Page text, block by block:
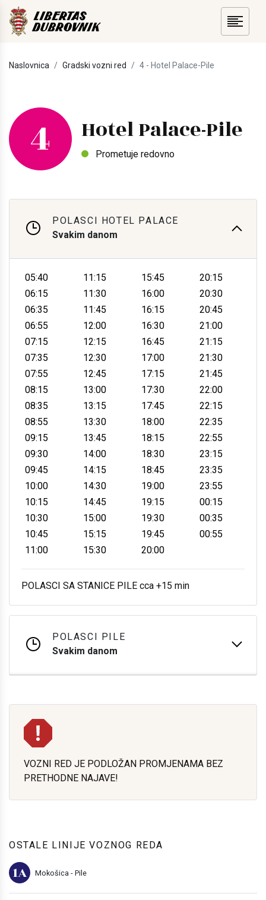
Naslovnica Gradski vozni red 4 - Hotel Palace-Pile
4 Hotel Palace-Pile
Prometuje redovno
POLASCI HOTEL PALACE
Svakim danom
05:40
06:15
06:35
06:55
07:15
07:35
07:55
08:15
08:35
08:55
09:15
09:30
09:45
10:00
10:15
10:30
10:45
11:00
11:15
11:30
11:45
12:00
12:15
12:30
12:45
13:00
13:15
13:30
13:45
14:00
14:15
14:30
14:45
15:00
15:15
15:30
15:45
16:00
16:15
16:30
16:45
17:00
17:15
17:30
17:45
18:00
18:15
18:30
18:45
19:00
19:15
19:30
19:45
20:00
20:15
20:30
20:45
21:00
21:15
21:30
21:45
22:00
22:15
22:35
22:55
23:15
23:35
23:55
00:15
00:35
00:55
POLASCI SA STANICE PILE cca +15 min
POLASCI PILE
Svakim danom
VOZNI RED JE PODLOŽAN PROMJENAMA BEZ
PRETHODNE NAJAVE!
OSTALE LINIJE VOZNOG REDA
1A Mokošica - Pile